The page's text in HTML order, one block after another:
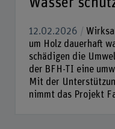
12.02.2026
um Holz dauerhaft
schädigen die
der BFH-TI eine
Mit der
nimmt das Projekt